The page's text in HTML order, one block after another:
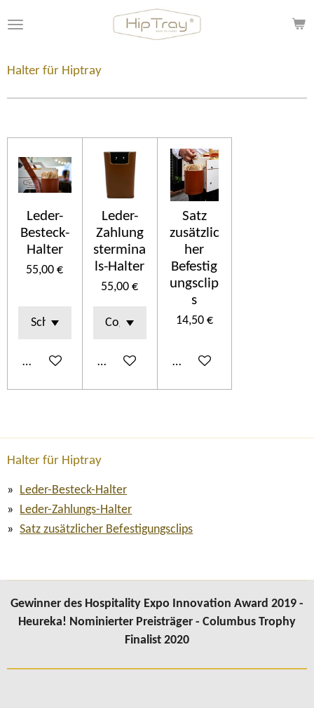
Hauptinhalt
Halter für Hiptray
Leder-
Besteck-
Halter
55,00 €
Details anzeigen
Leder-
Zahlung
stermina
ls-Halter
55,00 €
In den Warenkorb
Satz
zusätzlic
her
Befestig
ungsclip
s
14,50 €
In den Warenkorb
Halter für Hiptray
Leder-Besteck-Halter
Leder-Zahlungs-Halter
Satz zusätzlicher Befestigungsclips
Gewinner des Hospitality Expo Innovation Award 2019 -
Heureka! Nominierter Preisträger - Columbus Trophy
Finalist 2020